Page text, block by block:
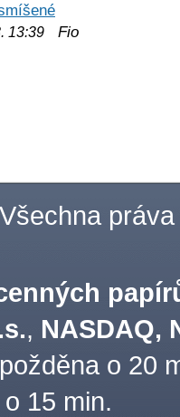
13:39 Fio
práva
, NASDAQ,
o 20
15 min.